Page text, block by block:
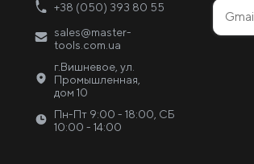
+38 (050) 393 80 55
sales@master-
tools.com.ua
г.Вишневое, ул.
Промышленная,
дом 10
Пн-Пт 9:00 - 18:00, СБ
10:00 - 14:00